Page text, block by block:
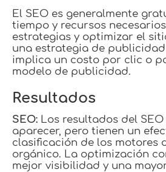
El SEO es generalmente
tiempo y recursos
estrategias y optimizar el
una estrategia de
implica un costo por clic o
modelo de publicidad.
Resultados
SEO: Los resultados del
aparecer, pero tienen un
clasificación de los motores
orgánico. La optimización
mejor visibilidad y una